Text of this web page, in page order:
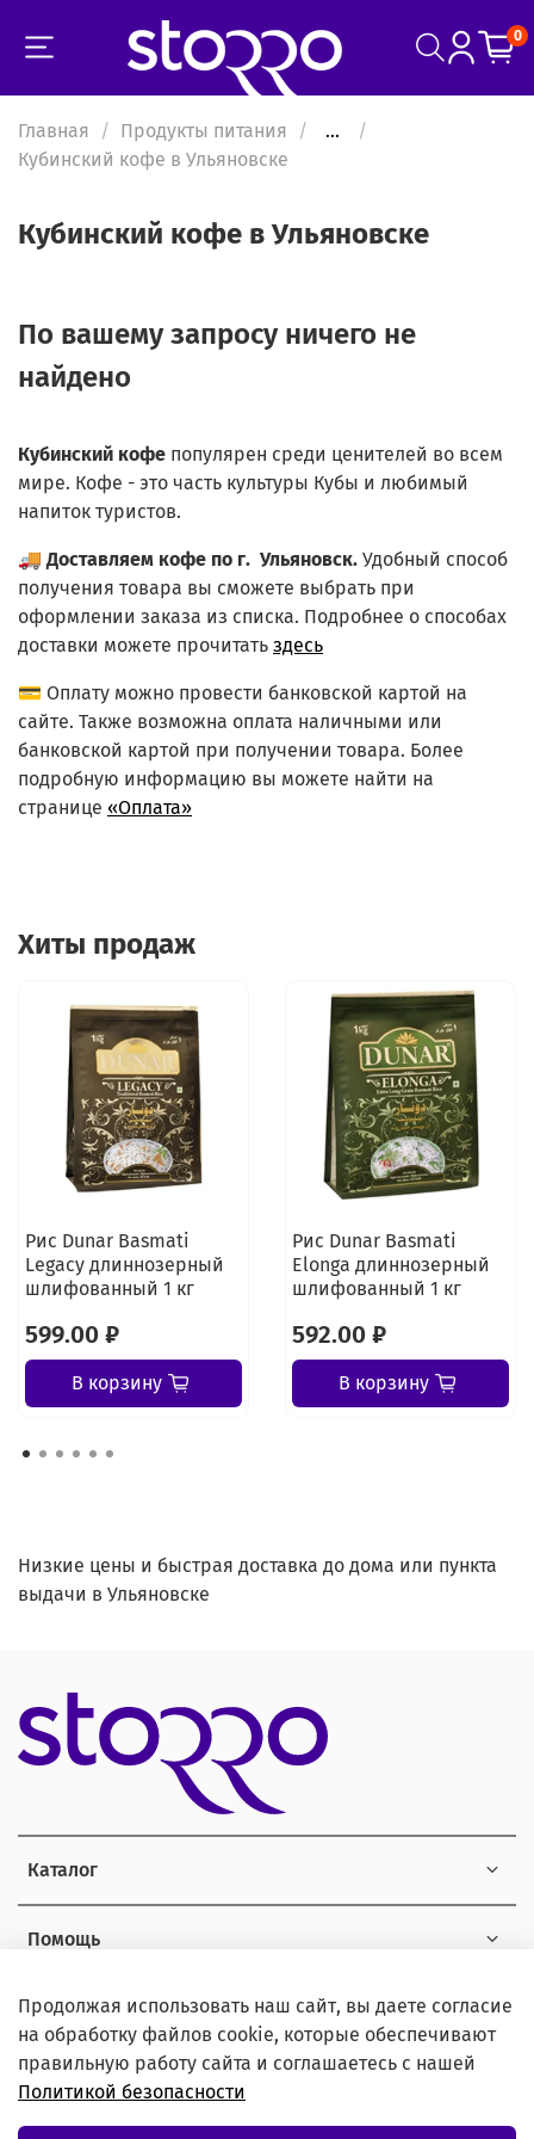
0
Главная Продукты питания
...
Кубинский кофе в Ульяновске
Кубинский кофе в Ульяновске
По вашему запросу ничего не
найдено
Кубинский кофе популярен среди ценителей во всем
мире. Кофе - это часть культуры Кубы и любимый
напиток туристов.
🚚Доставляем кофе по г. Ульяновск. Удобный способ
получения товара вы сможете выбрать при
оформлении заказа из списка. Подробнее о способах
доставки можете прочитать здесь
💳 Оплату можно провести банковской картой на
сайте. Также возможна оплата наличными или
банковской картой при получении товара. Более
подробную информацию вы можете найти на
странице «Оплата»
Хиты продаж
Рис Dunar Basmati
Legacy длиннозерный
шлифованный 1 кг
599.00 ₽
В корзину
Рис Dunar Basmati
Elonga длиннозерный
шлифованный 1 кг
592.00 ₽
В корзину
Низкие цены и быстрая доставка до дома или пункта
выдачи в Ульяновске
Каталог
Помощь
Информация
Продолжая использовать наш сайт, вы даете согласие
на обработку файлов cookie, которые обеспечивают
правильную работу сайта и соглашаетесь с нашей
Политикой безопасности